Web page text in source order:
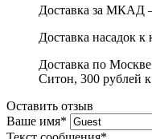
Доставка за МКАД
Доставка насадок
Доставка по
Ситон, 300 рублей к
Оставить отзыв
Ваше имя*